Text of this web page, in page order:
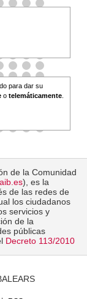
para dar su
o telemáticamente
de la Comunidad
), es la
de las redes de
los ciudadanos
servicios y
de la
públicas
Decreto 113/2010